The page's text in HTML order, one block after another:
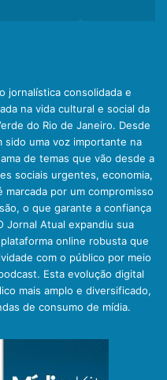
jornalística consolidada e
na vida cultural e social da
do Rio de Janeiro. Desde
sido uma voz importante na
de temas que vão desde a
sociais urgentes, economia,
por um compromisso
o que garante a confiança
Jornal Atual expandiu sua
online robusta que
com o público por meio
Esta evolução digital
mais amplo e diversificado,
de consumo de mídia.